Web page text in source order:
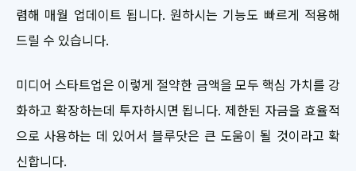
렴해 매월 업데이트 됩니다. 원하시는 기능도 빠르게 적용해
드릴 수 있습니다.
미디어 스타트업은 이렇게 절약한 금액을 모두 핵심 가치를 강
화하고 확장하는데 투자하시면 됩니다. 제한된 자금을 효율적
으로 사용하는 데 있어서 블루닷은 큰 도움이 될 것이라고 확
신합니다.